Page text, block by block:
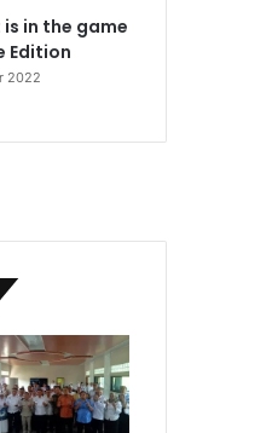
is in the game
Edition
2022